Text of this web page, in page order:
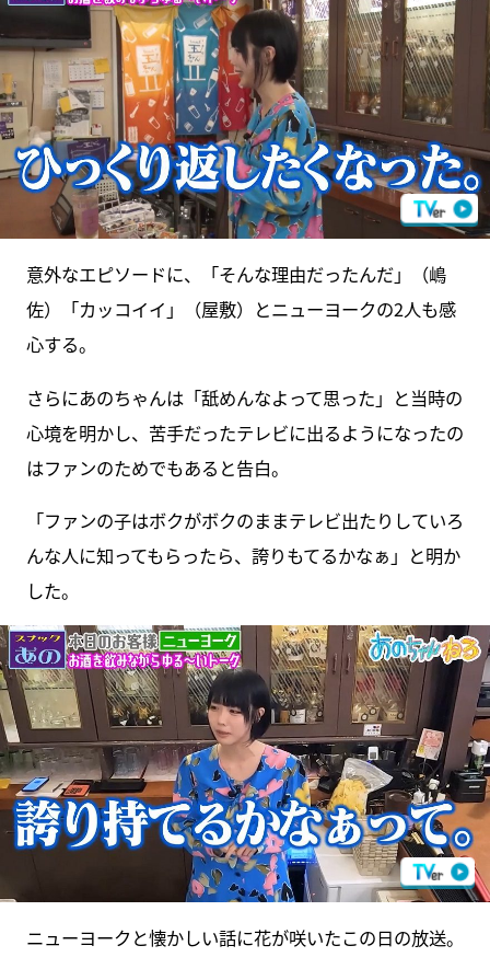
意外なエピソードに、「そんな理由だったんだ」（嶋
佐）「カッコイイ」（屋敷）とニューヨークの2人も感
心する。
さらにあのちゃんは「舐めんなよって思った」と当時の
心境を明かし、苦手だったテレビに出るようになったの
はファンのためでもあると告白。
「ファンの子はボクがボクのままテレビ出たりしていろ
んな人に知ってもらったら、誇りもてるかなぁ」と明か
した。
ニューヨークと懐かしい話に花が咲いたこの日の放送。